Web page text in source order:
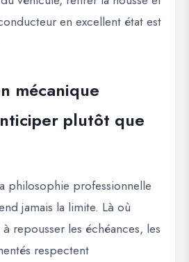
en excellent état est
mécanique
plutôt que
philosophie professionnelle
jamais la limite. Là où
repousser les échéances, les
respectent